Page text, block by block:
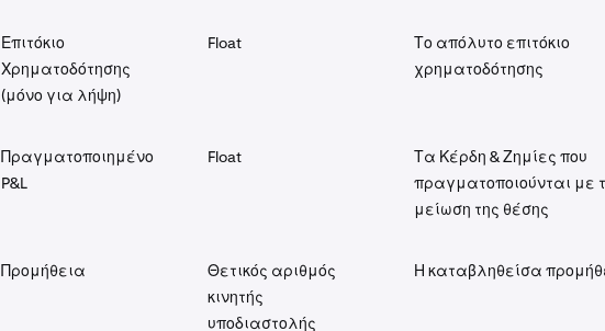
Επιτόκιο
Χρηματοδότησης
(μόνο για λήψη)
Float
Το απόλυτο επιτόκιο
χρηματοδότησης
Πραγματοποιημένο
P&L
Float
Τα Κέρδη & Ζημίες που
πραγματοποιούνται με
μείωση της θέσης
Προμήθεια
Θετικός αριθμός
κινητής
υποδιαστολής
Η καταβληθείσα